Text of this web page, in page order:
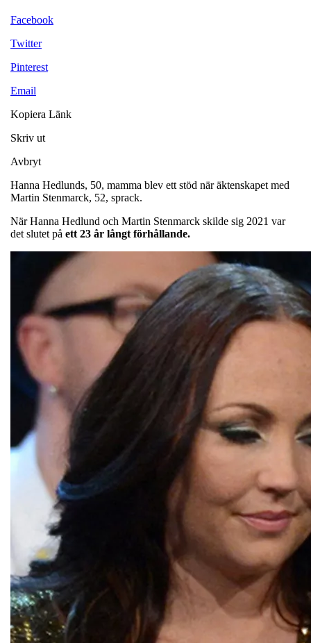
Facebook
Twitter
Pinterest
Email
Kopiera Länk
Skriv ut
Avbryt
Hanna Hedlunds, 50, mamma blev ett stöd när äktenskapet med
Martin Stenmarck, 52, sprack.
När Hanna Hedlund och Martin Stenmarck skilde sig 2021 var
det slutet på ett 23 år långt förhållande.